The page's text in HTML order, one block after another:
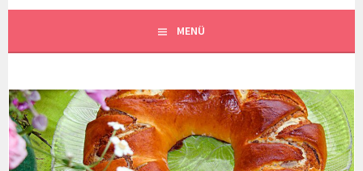
MENÜ